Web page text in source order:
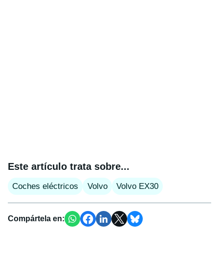
Este artículo trata sobre...
Coches eléctricos Volvo Volvo EX30
Compártela en: